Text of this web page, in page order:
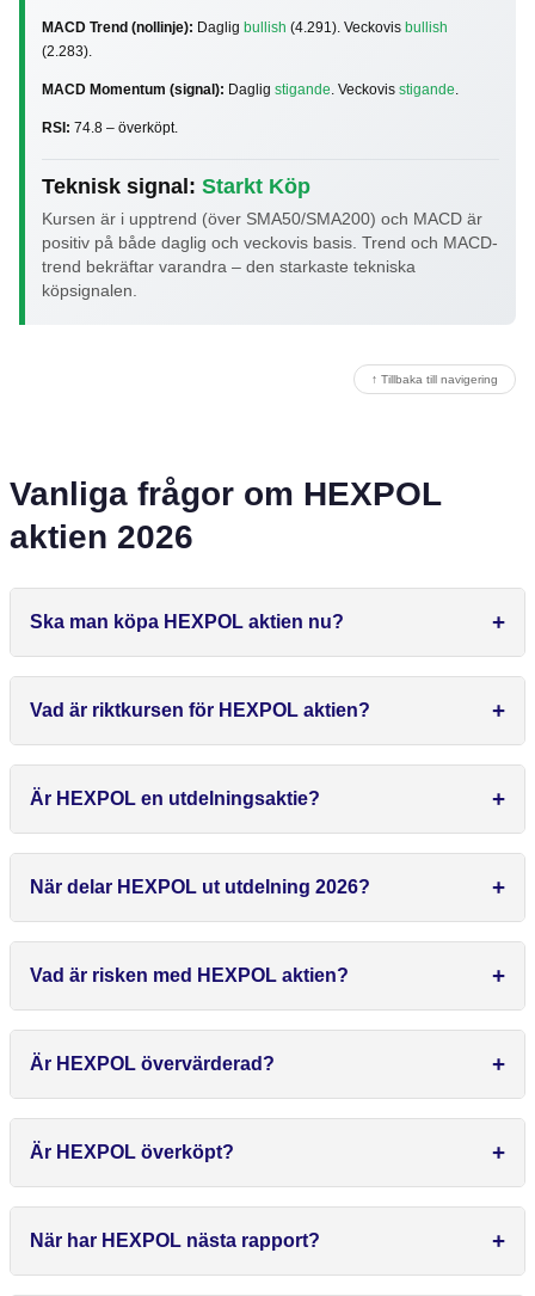
MACD Trend (nollinje): Daglig bullish (4.291). Veckovis bullish
(2.283).
MACD Momentum (signal): Daglig stigande . Veckovis stigande
RSI: 74.8 – överköpt.
Teknisk signal: Starkt Köp
Kursen är i upptrend (över SMA50/SMA200) och MACD är
positiv på både daglig och veckovis basis. Trend och MACD-
trend bekräftar varandra – den starkaste tekniska
köpsignalen.
↑ Tillbaka till navigering
Vanliga frågor om HEXPOL
aktien 2026
Ska man köpa HEXPOL aktien nu?
Vad är riktkursen för HEXPOL aktien?
Är HEXPOL en utdelningsaktie?
När delar HEXPOL ut utdelning 2026?
Vad är risken med HEXPOL aktien?
Är HEXPOL övervärderad?
Är HEXPOL överköpt?
När har HEXPOL nästa rapport?